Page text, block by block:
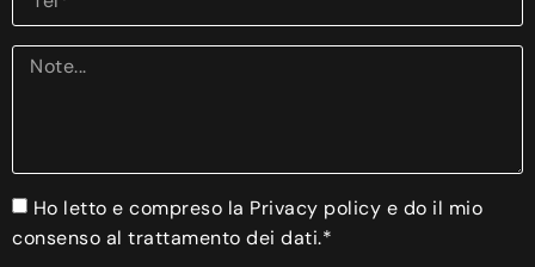
Ho letto e compreso la Privacy policy e do il mio
consenso al trattamento dei dati.*